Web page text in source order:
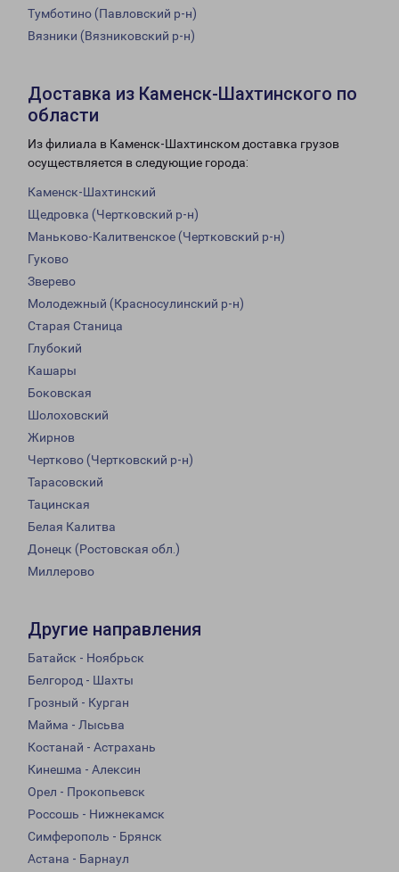
Тумботино (Павловский р-н)
Вязники (Вязниковский р-н)
Доставка из Каменск-Шахтинского по
области
Из филиала в Каменск-Шахтинском доставка грузов
осуществляется в следующие города:
Каменск-Шахтинский
Щедровка (Чертковский р-н)
Маньково-Калитвенское (Чертковский р-н)
Гуково
Зверево
Молодежный (Красносулинский р-н)
Старая Станица
Глубокий
Кашары
Боковская
Шолоховский
Жирнов
Чертково (Чертковский р-н)
Тарасовский
Тацинская
Белая Калитва
Донецк (Ростовская обл.)
Миллерово
Другие направления
Батайск - Ноябрьск
Белгород - Шахты
Грозный - Курган
Майма - Лысьва
Костанай - Астрахань
Кинешма - Алексин
Орел - Прокопьевск
Россошь - Нижнекамск
Симферополь - Брянск
Астана - Барнаул